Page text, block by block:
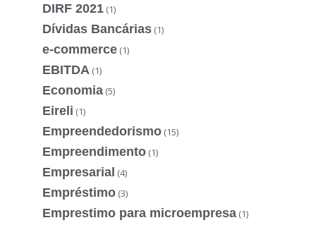
DIRF 2021 (1)
Dívidas Bancárias (1)
e-commerce (1)
EBITDA (1)
Economia (5)
Eireli (1)
Empreendedorismo (15)
Empreendimento (1)
Empresarial (4)
Empréstimo (3)
Emprestimo para microempresa (1)